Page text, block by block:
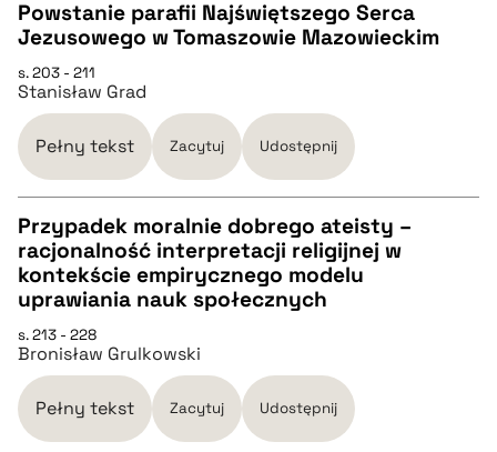
pobierz cytat
CZYSTY TEKST
pobierz cytat
BIBTEX
pobierz cytat
Powstanie parafii Najświętszego Serca
Jezusowego w Tomaszowie Mazowieckim
s. 203 - 211
Stanisław Grad
Pełny tekst Zacytuj Udostępnij
CZYSTY TEKST
pobierz cytat
BIBTEX
Przypadek moralnie dobrego ateisty –
racjonalność interpretacji religijnej w
kontekście empirycznego modelu
uprawiania nauk społecznych
s. 213 - 228
Bronisław Grulkowski
Pełny tekst Zacytuj Udostępnij